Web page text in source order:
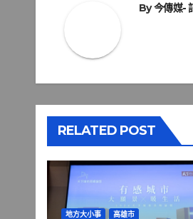
By今傳媒-
RELATED POST
地方大小事 高雄市